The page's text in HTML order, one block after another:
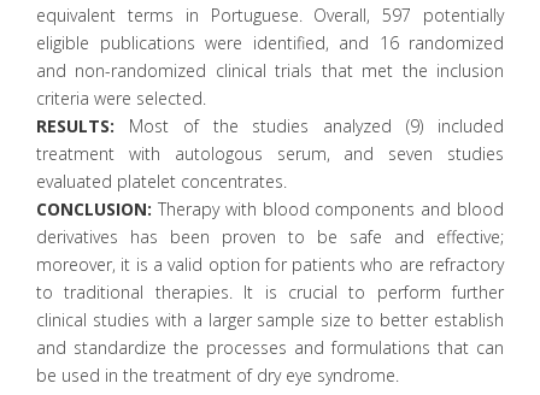
equivalent terms in Portuguese. Overall, 597 potentially
eligible publications were identified, and 16 randomized
and non-randomized clinical trials that met the inclusion
criteria were selected.
RESULTS: Most of the studies analyzed (9) included
treatment with autologous serum, and seven studies
evaluated platelet concentrates.
CONCLUSION: Therapy with blood components and blood
derivatives has been proven to be safe and effective;
moreover, it is a valid option for patients who are refractory
to traditional therapies. It is crucial to perform further
clinical studies with a larger sample size to better establish
and standardize the processes and formulations that can
be used in the treatment of dry eye syndrome.